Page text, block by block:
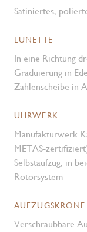
Satiniertes,
LÜNETTE
In eine Richtung
Graduierung in
Zahlenscheibe in
UHRWERK
Manufakturwerk
METAS-
Selbstaufzug, in
Rotorsystem
AUFZUGSKRONE
Verschraubbare